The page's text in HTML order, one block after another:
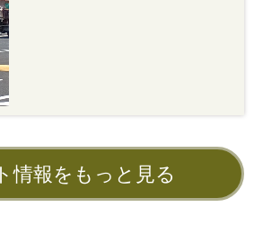
情報をもっと見る